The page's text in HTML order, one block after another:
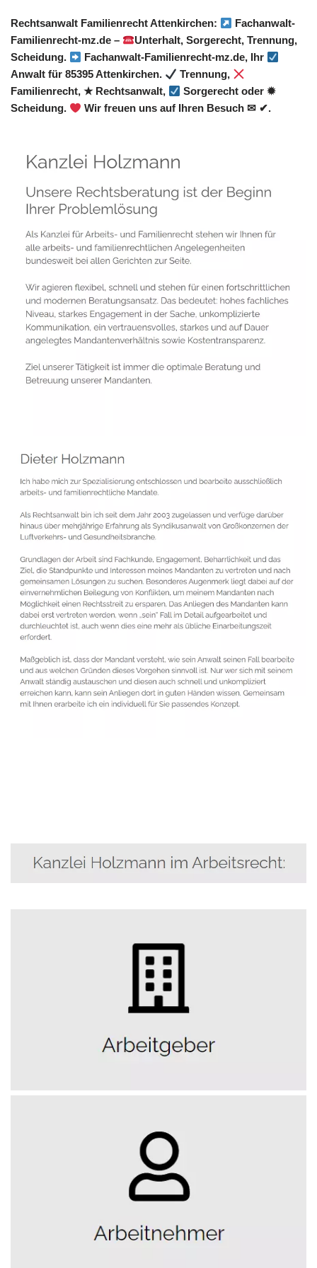
Rechtsanwalt Familienrecht Attenkirchen:
Fachanwalt-
Familienrecht-mz.de –
Unterhalt, Sorgerecht, Trennung,
Scheidung.
Fachanwalt-Familienrecht-mz.de, Ihr
Anwalt für 85395 Attenkirchen.
Trennung,
Familienrecht, ★ Rechtsanwalt,
Sorgerecht oder ✹
Scheidung.
Wir freuen uns auf Ihren Besuch ✉ ✔.